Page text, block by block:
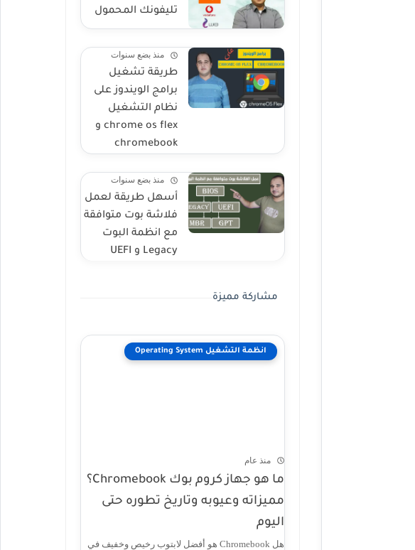
تليفونك المحمول
منذ بضع سنوات
طريقة تشغيل
برامج الويندوز على
نظام التشغيل
chrome os flex و
chromebook
منذ بضع سنوات
أسهل طريقة لعمل
فلاشة بوت متوافقة
مع انظمة البوت
Legacy و UEFI
مشاركة مميزة
انظمة التشغيل Operating System
منذ عام
ما هو جهاز كروم بوك Chromebook؟
مميزاته وعيوبه وتاريخ تطوره حتى
اليوم
هل Chromebook هو أفضل لابتوب رخيص وخفيف في